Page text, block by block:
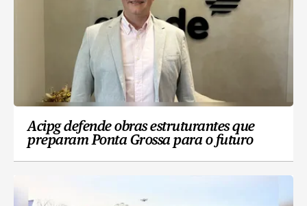
Acipg defende obras estruturantes que
preparam Ponta Grossa para o futuro